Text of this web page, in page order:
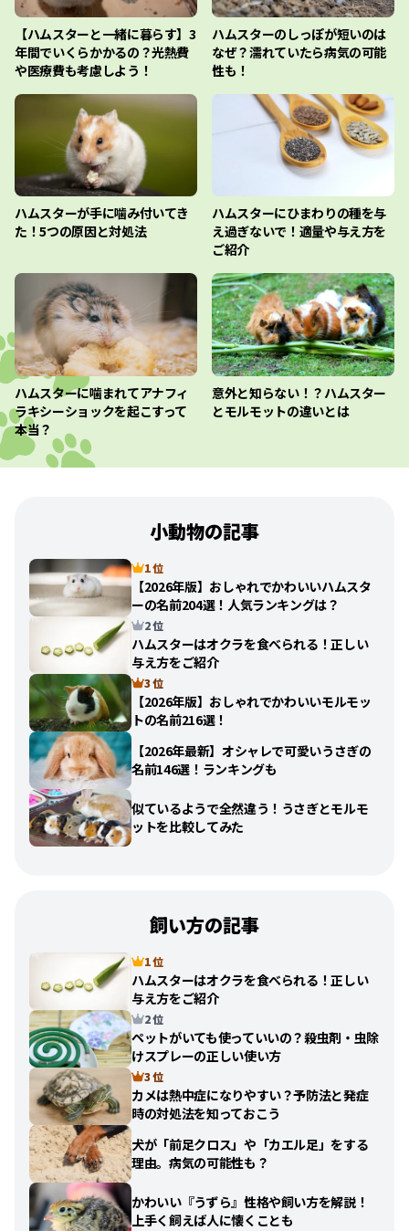
【ハムスターと一緒に暮らす】3
年間でいくらかかるの？光熱費
や医療費も考慮しよう！
ハムスターのしっぽが短いのは
なぜ？濡れていたら病気の可能
性も！
ハムスターが手に噛み付いてき
た！5つの原因と対処法
ハムスターにひまわりの種を与
え過ぎないで！適量や与え方を
ご紹介
ハムスターに噛まれてアナフィ
ラキシーショックを起こすって
本当？
意外と知らない！？ハムスター
とモルモットの違いとは
小動物の記事
1 位
【2026年版】おしゃれでかわいいハムスタ
ーの名前204選！人気ランキングは？
2 位
ハムスターはオクラを食べられる！正しい
与え方をご紹介
3 位
【2026年版】おしゃれでかわいいモルモッ
トの名前216選！
【2026年最新】オシャレで可愛いうさぎの
名前146選！ランキングも
似ているようで全然違う！うさぎとモルモ
ットを比較してみた
飼い方の記事
1 位
ハムスターはオクラを食べられる！正しい
与え方をご紹介
2 位
ペットがいても使っていいの？殺虫剤・虫除
けスプレーの正しい使い方
3 位
カメは熱中症になりやすい？予防法と発症
時の対処法を知っておこう
犬が「前足クロス」や「カエル足」をする
理由。病気の可能性も？
かわいい『うずら』性格や飼い方を解説！
上手く飼えば人に懐くことも